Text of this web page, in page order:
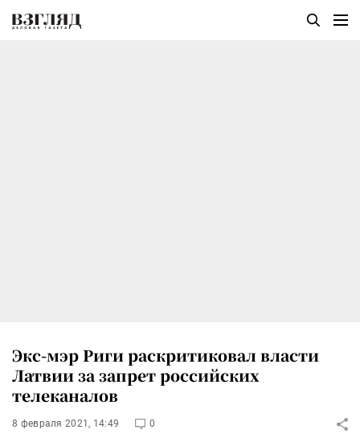
Экс-мэр Риги раскритиковал власти
Латвии за запрет российских
телеканалов
8 февраля 2021, 14:49 0